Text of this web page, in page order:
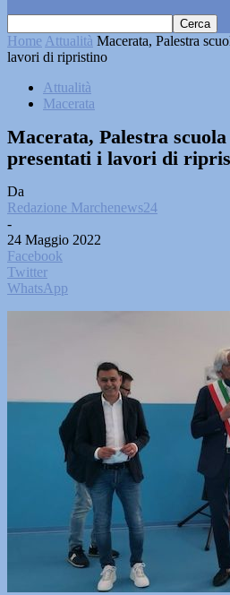
Home Attualità Macerata, Palestra
lavori di ripristino
Attualità
Macerata
Macerata, Palestra
presentati i lavori di
Da
Redazione Marchenews24
-
24 Maggio 2022
Facebook
Twitter
WhatsApp